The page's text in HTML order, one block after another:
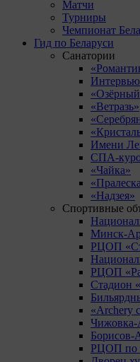
Матчи
Турниры
Чемпионат
Гид по Беларуси
Санатории
«Ветразь»
Имени
СПА-
«Чайка»
«Надзея»
Спортивные
Минск-
РЦОП
РЦОП
Стадион
«Archery
Чижовка-
Борисов-
РЦОП по